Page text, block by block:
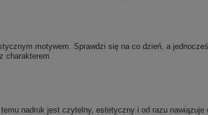
motywem. Sprawdzi się na co dzień, a
charakterem.
temu nadruk jest czytelny, estetyczny i od razu nawiązuje